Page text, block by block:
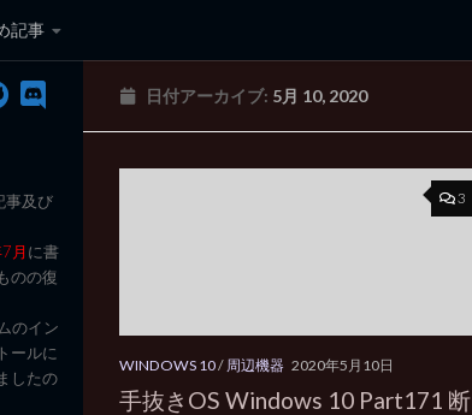
記事
ュータ日記 3rd Edition
日付アーカイブ: 5月 10, 2020
3
WINDOWS 10/ 周辺機器 2020年5月10日
手抜きOS Windows 10 Part171 断
事及び
月に書
のの復
のイン
ールに
したの